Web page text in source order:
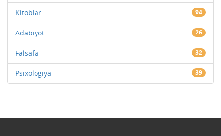
Kitoblar 94
Adabiyot 26
Falsafa 32
Psixologiya 39